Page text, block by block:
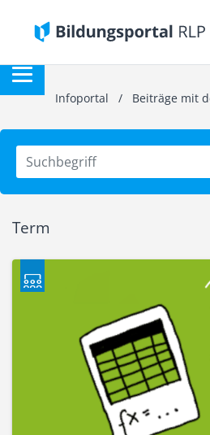
Infoportal / Beiträge mit
Term